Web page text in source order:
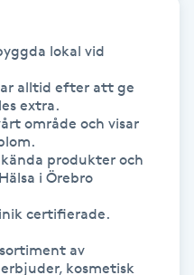
lokal vid
alltid efter att ge
extra.
område och visar
produkter och
i Örebro
certifierade.
av
kosmetisk